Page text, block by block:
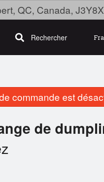
QC, Canada,
Rechercher
commande est
de